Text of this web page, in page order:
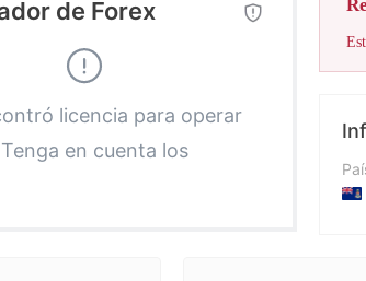
9
de Forex
licencia para operar
en cuenta los